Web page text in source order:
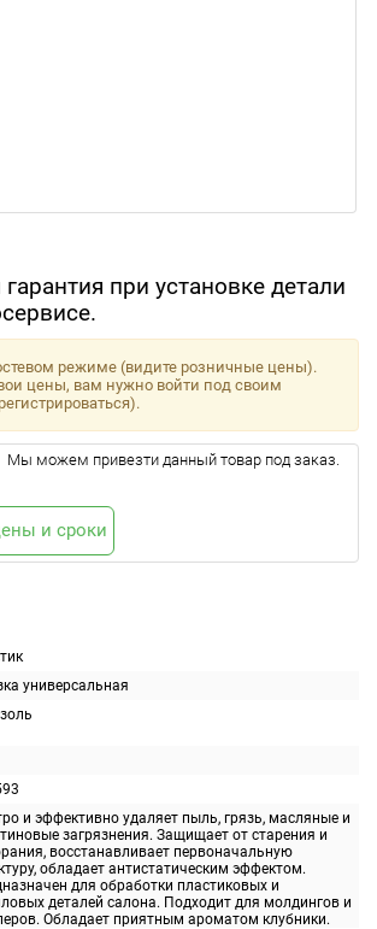
при установке детали
универсальная
и эффективно удаляет пыль, грязь, масляные и
загрязнения. Защищает от старения и
восстанавливает первоначальную
обладает антистатическим эффектом.
для обработки пластиковых и
деталей салона. Подходит для молдингов и
Обладает приятным ароматом клубники.
режиме (видите розничные цены).
цены, вам нужно войти под своим
Мы можем привезти данный товар под заказ.
и сроки